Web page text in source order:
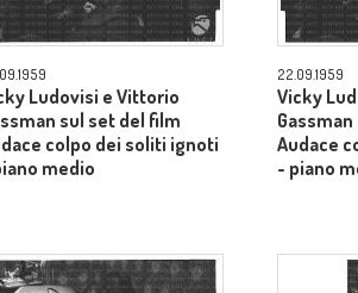
Ludovisi e Vittorio
sul set del film
colpo dei soliti ignoti
medio
22.09.1959
Vicky
Audace
- piano